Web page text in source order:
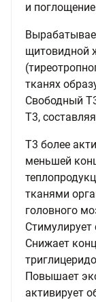
и
щитовидной
тканях
Свободный
Т3,
Т3 более
меньшей
тканями
головного
Стимулирует
Снижает
Повышает
активирует